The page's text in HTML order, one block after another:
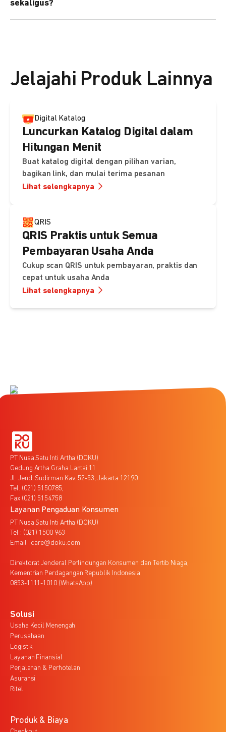
kebutuhan Anda.
sekaligus?
Jelajahi Produk Lainnya
Digital Katalog
Luncurkan Katalog Digital dalam
Hitungan Menit
Buat katalog digital dengan pilihan varian,
bagikan link, dan mulai terima pesanan
Lihat selengkapnya
QRIS
QRIS Praktis untuk Semua
Pembayaran Usaha Anda
Cukup scan QRIS untuk pembayaran, praktis dan
cepat untuk usaha Anda
Lihat selengkapnya
PT Nusa Satu Inti Artha (DOKU)
Gedung Artha Graha Lantai 11
Jl. Jend. Sudirman Kav. 52-53, Jakarta 12190
Tel. (021) 5150785,
Fax (021) 5154758
Layanan Pengaduan Konsumen
PT Nusa Satu Inti Artha (DOKU)
Tel : (021) 1500 963
Email : care@doku.com
Direktorat Jenderal Perlindungan Konsumen dan Tertib Niaga,
Kementrian Perdagangan Republik Indonesia,
0853-1111-1010 (WhatsApp)
Solusi
Usaha Kecil Menengah
Perusahaan
Logistik
Layanan Finansial
Perjalanan & Perhotelan
Asuransi
Ritel
Produk & Biaya